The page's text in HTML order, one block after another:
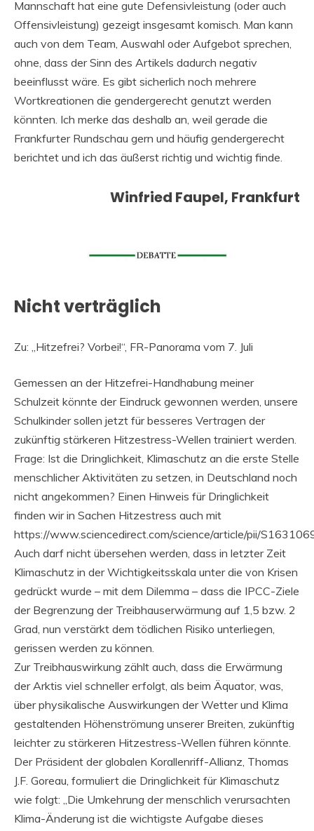
Mannschaft hat eine gute Defensivleistung (oder auch
Offensivleistung) gezeigt insgesamt komisch. Man kann
auch von dem Team, Auswahl oder Aufgebot sprechen,
ohne, dass der Sinn des Artikels dadurch negativ
beeinflusst wäre. Es gibt sicherlich noch mehrere
Wortkreationen die gendergerecht genutzt werden
könnten. Ich merke das deshalb an, weil gerade die
Frankfurter Rundschau gern und häufig gendergerecht
berichtet und ich das äußerst richtig und wichtig finde.
Winfried Faupel, Frankfurt
Nicht verträglich
Zu: „Hitzefrei? Vorbei!“, FR-Panorama vom 7. Juli
Gemessen an der Hitzefrei-Handhabung meiner
Schulzeit könnte der Eindruck gewonnen werden, unsere
Schulkinder sollen jetzt für besseres Vertragen der
zukünftig stärkeren Hitzestress-Wellen trainiert werden.
Frage: Ist die Dringlichkeit, Klimaschutz an die erste Stelle
menschlicher Aktivitäten zu setzen, in Deutschland noch
nicht angekommen? Einen Hinweis für Dringlichkeit
finden wir in Sachen Hitzestress auch mit
https://www.sciencedirect.com/science/article/pii/
Auch darf nicht übersehen werden, dass in letzter Zeit
Klimaschutz in der Wichtigkeitsskala unter die von Krisen
gedrückt wurde – mit dem Dilemma – dass die IPCC-Ziele
der Begrenzung der Treibhauserwärmung auf 1,5 bzw. 2
Grad, nun verstärkt dem tödlichen Risiko unterliegen,
gerissen werden zu können.
Zur Treibhauswirkung zählt auch, dass die Erwärmung
der Arktis viel schneller erfolgt, als beim Äquator, was,
über physikalische Auswirkungen der Wetter und Klima
gestaltenden Höhenströmung unserer Breiten, zukünftig
leichter zu stärkeren Hitzestress-Wellen führen könnte.
Der Präsident der globalen Korallenriff-Allianz, Thomas
J.F. Goreau, formuliert die Dringlichkeit für Klimaschutz
wie folgt: „Die Umkehrung der menschlich verursachten
Klima-Änderung ist die wichtigste Aufgabe dieses